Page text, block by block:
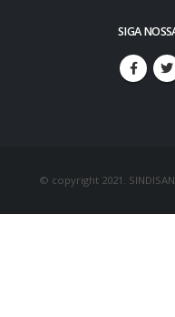
SIGA
© copyright 2021.